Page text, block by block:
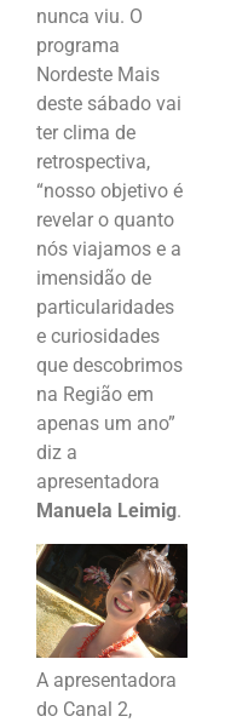
nunca viu. O
programa
Nordeste Mais
deste sábado vai
ter clima de
retrospectiva,
“nosso objetivo é
revelar o quanto
nós viajamos e a
imensidão de
particularidades
e curiosidades
que descobrimos
na Região em
apenas um ano”
diz a
apresentadora
Manuela Leimig.
A apresentadora
do Canal 2,